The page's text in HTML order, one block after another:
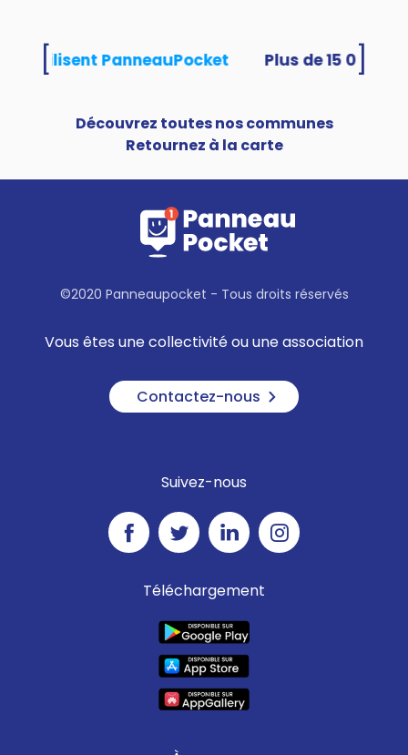
utilisent PanneauPocket
Découvrez toutes nos communes
Retournez à la carte
©2020 Panneaupocket - Tous droits réservés
Vous êtes une collectivité ou une association
Contactez-nous
Suivez-nous
Téléchargement